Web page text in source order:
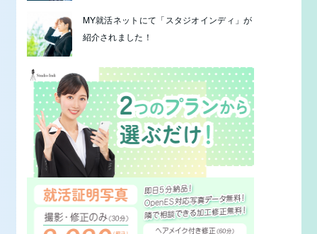
MY就活ネットにて「スタジオインディ」が
紹介されました！